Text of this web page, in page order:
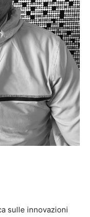
sulle innovazioni